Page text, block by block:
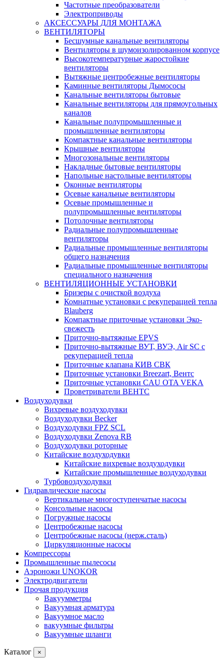
Частотные преобразователи
Электроприводы
АКСЕССУАРЫ ДЛЯ МОНТАЖА
ВЕНТИЛЯТОРЫ
Бесшумные канальные вентиляторы
Вентиляторы в шумоизолированном корпусе
Высокотемпературные жаростойкие
вентиляторы
Вытяжные центробежные вентиляторы
Каминные вентиляторы Дымососы
Канальные вентиляторы бытовые
Канальные вентиляторы для прямоугольных
каналов
Канальные полупромышленные и
промышленные вентиляторы
Компактные канальные вентиляторы
Крышные вентиляторы
Многозональные вентиляторы
Накладные бытовые вентиляторы
Напольные настольные вентиляторы
Оконные вентиляторы
Осевые канальные вентиляторы
Осевые промышленные и
полупромышленные вентиляторы
Потолочные вентиляторы
Радиальные полупромышленные
вентиляторы
Радиальные промышленные вентиляторы
общего назначения
Радиальные промышленные вентиляторы
специального назначения
ВЕНТИЛЯЦИОННЫЕ УСТАНОВКИ
Бризеры с очисткой воздуха
Комнатные установки с рекуперацией тепла
Blauberg
Компактные приточные установки Эко-
свежесть
Приточно-вытяжные EPVS
Приточно-вытяжные ВУТ, ВУЭ, Air SC с
рекуперацией тепла
Приточные клапана КИВ СВК
Приточные установки Breezart, Вентс
Приточные установки CAU OTA VEKA
Проветриватели ВЕНТС
Воздуходувки
Вихревые воздуходувки
Воздуходувки Becker
Воздуходувки FPZ SCL
Воздуходувки Zenova RB
Воздуходувки роторные
Китайские воздуходувки
Китайские вихревые воздуходувки
Китайские промышленные воздуходувки
Турбовоздуходувки
Гидравлические насосы
Вертикальные многоступенчатые насосы
Консольные насосы
Погружные насосы
Центробежные насосы
Центробежные насосы (нерж.сталь)
Циркуляционные насосы
Компрессоры
Промышленные пылесосы
Аэроножи UNOKOR
Электродвигатели
Прочая продукция
Вакуумметры
Вакуумная арматура
Вакуумное масло
вакуумные фильтры
Вакуумные шланги
Каталог ×